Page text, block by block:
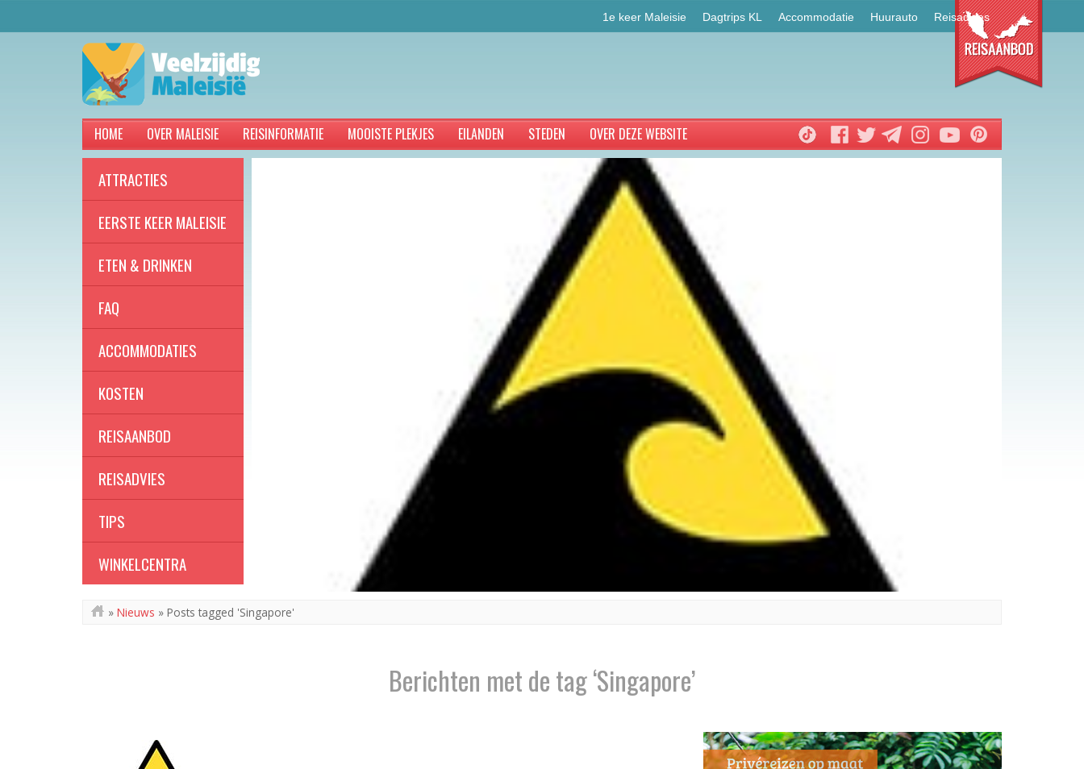
1e keer Maleisie Dagtrips KL Accommodatie Huurauto Reisadvies
HOME OVER MALEISIE REISINFORMATIE MOOISTE PLEKJES EILANDEN STEDEN OVER DEZE WEBSITE
ATTRACTIES
EERSTE KEER MALEISIE
ETEN & DRINKEN
FAQ
ACCOMMODATIES
KOSTEN
REISAANBOD
REISADVIES
TIPS
WINKELCENTRA
» Nieuws » Posts tagged 'Singapore'
Berichten met de tag ‘Singapore’